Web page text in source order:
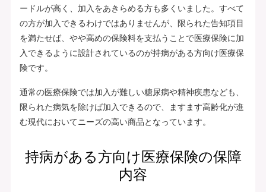
ードルが高く、加入をあきらめる方も多くいました。すべて
の方が加入できるわけではありませんが、限られた告知項目
を満たせば、やや高めの保険料を支払うことで医療保険に加
入できるように設計されているのが持病がある方向け医療保
険です。
通常の医療保険では加入が難しい糖尿病や精神疾患なども、
限られた病気を除けば加入できるので、ますます高齢化が進
む現代においてニーズの高い商品となっています。
持病がある方向け医療保険の保障
内容